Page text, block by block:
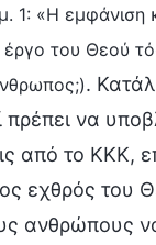
1: «Η εμφάνιση
έργο του Θεού
.
πρέπει να
από το ΚΚΚ,
εχθρός του
ανθρώπους